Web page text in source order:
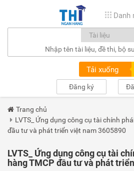
Danh
Tải xuống
Đăng ký
Trang chủ
LVTS_ Ứng dụng công cụ tài chính
đầu tư và phát triển việt nam 3605890
LVTS_ Ứng dụng công cụ tài
hàng TMCP đầu tư và phát